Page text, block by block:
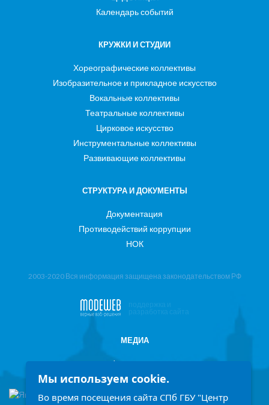
Календарь событий
КРУЖКИ И СТУДИИ
Хореографические коллективы
Изобразительное и прикладное искусство
Вокальные коллективы
Театральные коллективы
Цирковое искусство
Инструментальные коллективы
Развивающие коллективы
СТРУКТУРА И ДОКУМЕНТЫ
Документация
Противодействий коррупции
НОК
2003-2020 Вся информация защищена законодательством РФ
поддержка и
разработка сайта
МЕДИА
Фотоотчеты
Информация в СМИ
Мы используем cookie.
Во время посещения сайта СПб ГБУ "Центр